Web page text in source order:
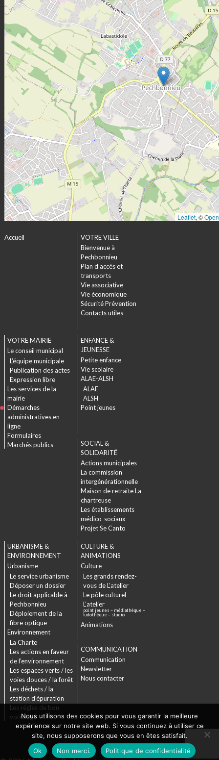
Leaflet, ©
Accueil
VOTRE VILLE
Bienvenue à
Pechbonnieu
Plan d’accès et
transports
Vie associative
Vie économique
Sécurité Prévention
Contacts utiles
VOTRE MAIRIE
Le conseil municipal
L’équipe municipale
Publication des actes
Expression libre
Les services de la
mairie
Démarches
administratives en
ligne
Formulaires
Marchés publics
ENFANCE &
JEUNESSE
Petite enfance
Vie scolaire
ALAE-ALSH
ALAE
ALSH
Point jeunes
SOCIAL &
SOLIDARITÉ
Actions municipales
La commission
intergénérationnelle
Maison de retraite La
chartreuse
Les établissements
médico-sociaux
Projet Se Canto
URBANISME &
ENVIRONNEMENT
Urbanisme
Le service urbanisme
Déposer un dossier
Le droit applicable à
Pechbonnieu
Déploiement de la
fibre optique
Environnement
La Charte
Les actions en faveur
de l’environnement
Les espaces verts / les
voies douces / la forêt
Les déchets / la
station d’épuration
Les règles de bon
voisinage
CULTURE &
ANIMATIONS
Culture
Les grands rendez-
vous de L’atelier
Le pôle culturel
L’atelier
point jeunes – médiathèque –
ludothèque – studio
Animations
COMMUNICATION
Communication
Newsletter
Nous contacter
Nous utilisons des cookies pour vous garantir la meilleure
expérience sur notre site web. Si vous continuez à utiliser ce
site, nous supposerons que vous en êtes satisfait.
Ok
Non merci. Politique de confidentialité